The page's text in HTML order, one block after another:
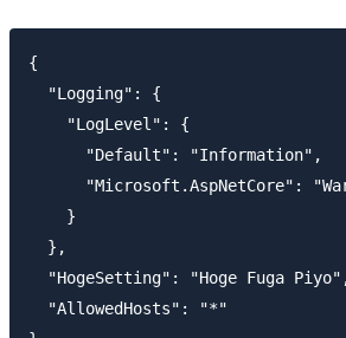
{
  "Logging": {
    "LogLevel": {
      "Default": "Information",
"Microsoft.AspNetCore":
    }
  },
"HogeSetting": "Hoge Fuga
  "AllowedHosts": "*"